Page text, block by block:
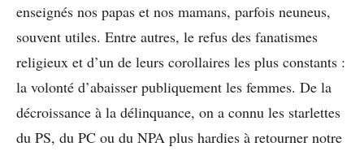
enseignés nos papas et nos mamans, parfois neuneus,
souvent utiles. Entre autres, le refus des fanatismes
religieux et d’un de leurs corollaires les plus constants :
la volonté d’abaisser publiquement les femmes. De la
décroissance à la délinquance, on a connu les starlettes
du PS, du PC ou du NPA plus hardies à retourner notre